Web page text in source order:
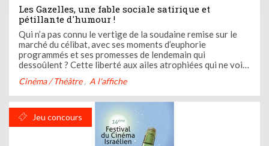
Les Gazelles, une fable sociale satirique et
pétillante d'humour !
Qui n’a pas connu le vertige de la soudaine remise sur le
marché du célibat, avec ses moments d’euphorie
programmés et ses promesses de lendemain qui
dessoûlent ? Cette liberté aux ailes atrophiées qui ne voit
Mona Achache, Camille Chamoux (qui tient également le
premier rôle du ...
Cinéma / Théâtre A l'affiche
Jeu concours